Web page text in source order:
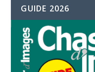
GUIDE 2026